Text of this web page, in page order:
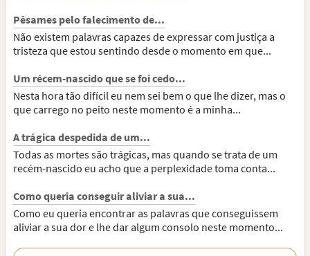
Pêsames pelo falecimento de...
Não existem palavras capazes de expressar com justiça a
tristeza que estou sentindo desde o momento em que...
Um récem-nascido que se foi cedo...
Nesta hora tão difícil eu nem sei bem o que lhe dizer, mas o
que carrego no peito neste momento é a minha...
A trágica despedida de um...
Todas as mortes são trágicas, mas quando se trata de um
recém-nascido eu acho que a perplexidade toma conta...
Como queria conseguir aliviar a sua...
Como eu queria encontrar as palavras que conseguissem
aliviar a sua dor e lhe dar algum consolo neste momento...